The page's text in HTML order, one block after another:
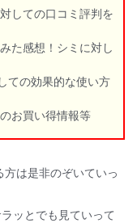
しての口コミ評判を
た感想！シミに対し
ての効果的な使い方
お買い得情報等
は是非のぞいていっ
ッとでも見ていって